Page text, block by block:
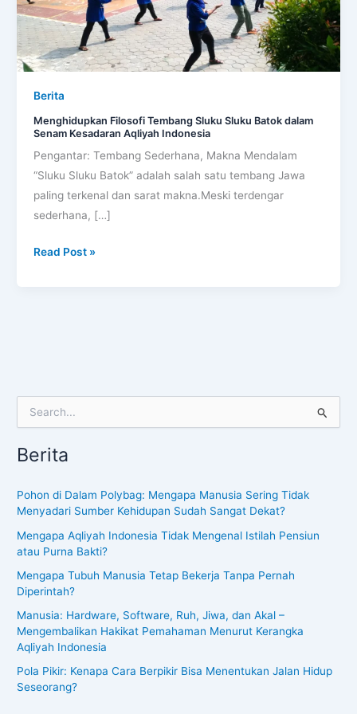
Berita
Menghidupkan Filosofi Tembang Sluku Sluku Batok dalam
Senam Kesadaran Aqliyah Indonesia
Pengantar: Tembang Sederhana, Makna Mendalam
“Sluku Sluku Batok” adalah salah satu tembang Jawa
paling terkenal dan sarat makna.Meski terdengar
sederhana, […]
dalam
Senam
Kesadaran
Indonesia
Read Post »
e
r
h
f
r
:
Berita
Pohon di Dalam Polybag: Mengapa Manusia Sering Tidak
Menyadari Sumber Kehidupan Sudah Sangat Dekat?
Mengapa Aqliyah Indonesia Tidak Mengenal Istilah Pensiun
atau Purna Bakti?
Mengapa Tubuh Manusia Tetap Bekerja Tanpa Pernah
Diperintah?
Manusia: Hardware, Software, Ruh, Jiwa, dan Akal –
Mengembalikan Hakikat Pemahaman Menurut Kerangka
Aqliyah Indonesia
Pola Pikir: Kenapa Cara Berpikir Bisa Menentukan Jalan Hidup
Seseorang?